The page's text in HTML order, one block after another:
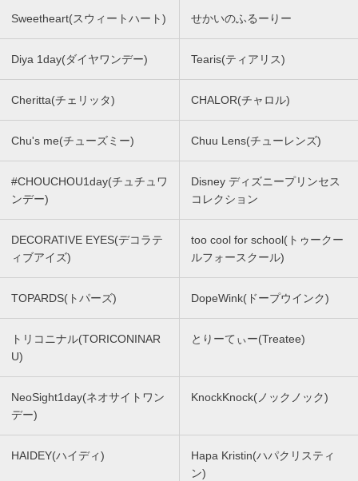
Sweetheart(スウィートハート) せかいのふるーりー
Diya 1day(ダイヤワンデー) Tearis(ティアリス)
Cheritta(チェリッタ) CHALOR(チャロル)
Chu's me(チューズミー) Chuu Lens(チューレンズ)
#CHOUCHOU1day(チュチュワ
ンデー)
Disney ディズニープリンセス
コレクション
DECORATIVE EYES(デコラテ
ィブアイズ)
too cool for school(トゥークー
ルフォースクール)
TOPARDS(トパーズ) DopeWink(ドープウインク)
トリコニナル(TORICONINAR
U)
とりーてぃー(Treatee)
NeoSight1day(ネオサイトワン
デー)
KnockKnock(ノックノック)
HAIDEY(ハイディ)
Hapa Kristin(ハパクリスティ
ン)